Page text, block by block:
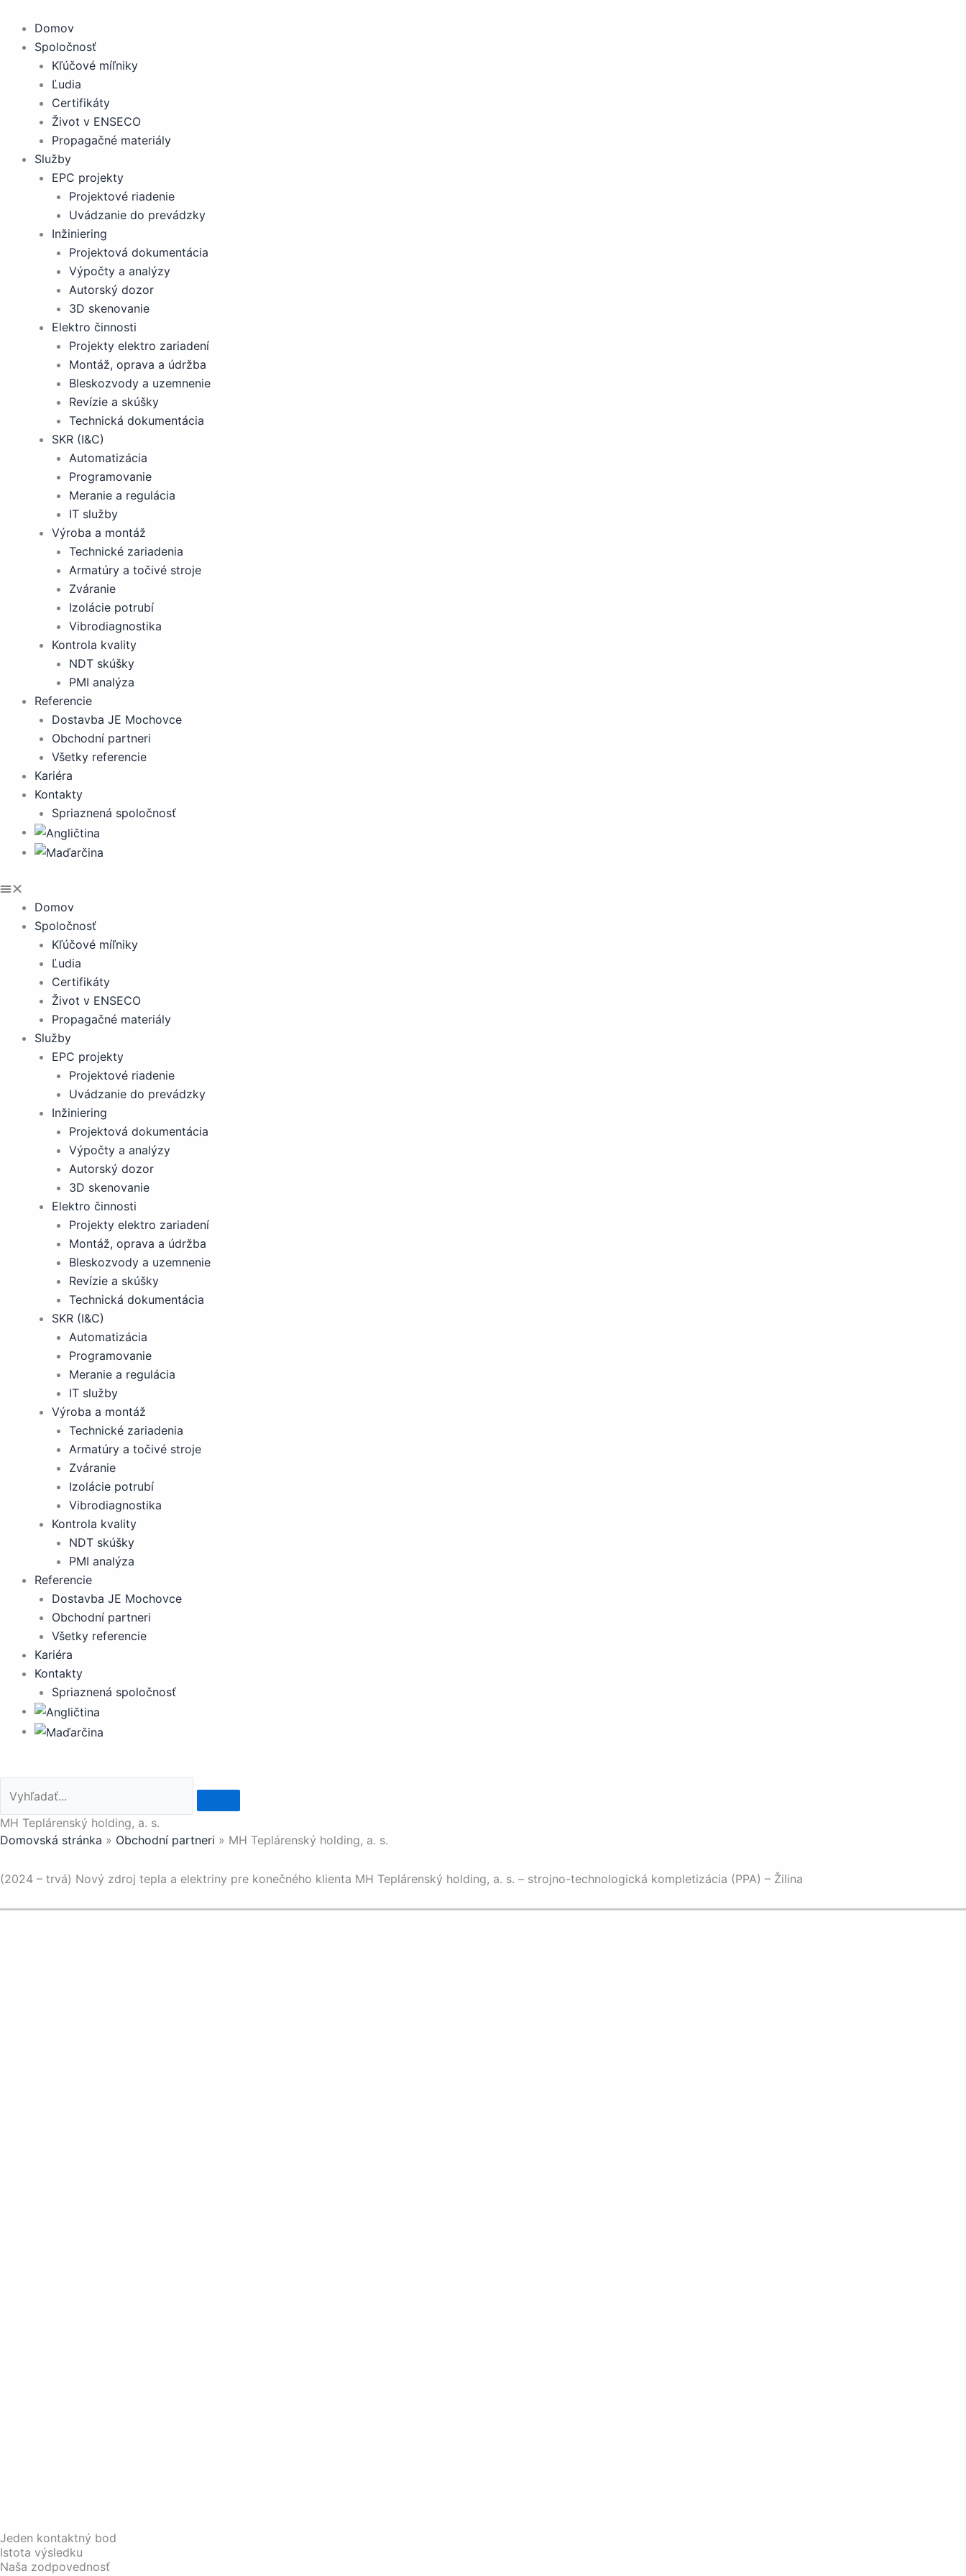
obsah
Domov
Spoločnosť
Kľúčové míľniky
Ľudia
Certifikáty
Život v ENSECO
Propagačné materiály
Služby
EPC projekty
Projektové riadenie
Uvádzanie do prevádzky
Inžiniering
Projektová dokumentácia
Výpočty a analýzy
Autorský dozor
3D skenovanie
Elektro činnosti
Projekty elektro zariadení
Montáž, oprava a údržba
Bleskozvody a uzemnenie
Revízie a skúšky
Technická dokumentácia
SKR (I&C)
Automatizácia
Programovanie
Meranie a regulácia
IT služby
Výroba a montáž
Technické zariadenia
Armatúry a točivé stroje
Zváranie
Izolácie potrubí
Vibrodiagnostika
Kontrola kvality
NDT skúšky
PMI analýza
Referencie
Dostavba JE Mochovce
Obchodní partneri
Všetky referencie
Kariéra
Kontakty
Spriaznená spoločnosť
Domov
Spoločnosť
Kľúčové míľniky
Ľudia
Certifikáty
Život v ENSECO
Propagačné materiály
Služby
EPC projekty
Projektové riadenie
Uvádzanie do prevádzky
Inžiniering
Projektová dokumentácia
Výpočty a analýzy
Autorský dozor
3D skenovanie
Elektro činnosti
Projekty elektro zariadení
Montáž, oprava a údržba
Bleskozvody a uzemnenie
Revízie a skúšky
Technická dokumentácia
SKR (I&C)
Automatizácia
Programovanie
Meranie a regulácia
IT služby
Výroba a montáž
Technické zariadenia
Armatúry a točivé stroje
Zváranie
Izolácie potrubí
Vibrodiagnostika
Kontrola kvality
NDT skúšky
PMI analýza
Referencie
Dostavba JE Mochovce
Obchodní partneri
Všetky referencie
Kariéra
Kontakty
Spriaznená spoločnosť
MH Teplárenský holding, a. s.
Domovská stránka » Obchodní partneri » MH Teplárenský holding, a. s.
(2024 – trvá) Nový zdroj tepla a elektriny pre konečného klienta MH Teplárenský holding, a. s. – strojno-technologická kompletizácia (PPA) – Žilina
Jeden kontaktný bod
Istota výsledku
Naša zodpovednosť